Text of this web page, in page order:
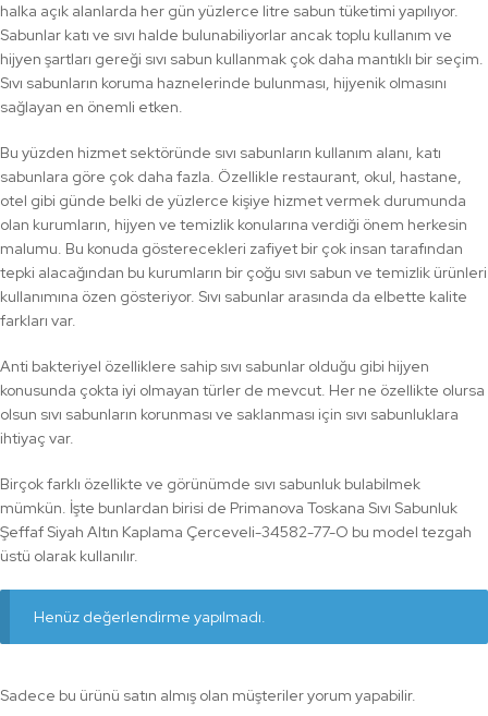
halka açık alanlarda her gün yüzlerce litre sabun tüketimi yapılıyor.
Sabunlar katı ve sıvı halde bulunabiliyorlar ancak toplu kullanım ve
hijyen şartları gereği sıvı sabun kullanmak çok daha mantıklı bir seçim.
Sıvı sabunların koruma haznelerinde bulunması, hijyenik olmasını
sağlayan en önemli etken.
Bu yüzden hizmet sektöründe sıvı sabunların kullanım alanı, katı
sabunlara göre çok daha fazla. Özellikle restaurant, okul, hastane,
otel gibi günde belki de yüzlerce kişiye hizmet vermek durumunda
olan kurumların, hijyen ve temizlik konularına verdiği önem herkesin
malumu. Bu konuda gösterecekleri zafiyet bir çok insan tarafından
tepki alacağından bu kurumların bir çoğu sıvı sabun ve temizlik ürünleri
kullanımına özen gösteriyor. Sıvı sabunlar arasında da elbette kalite
farkları var.
Anti bakteriyel özelliklere sahip sıvı sabunlar olduğu gibi hijyen
konusunda çokta iyi olmayan türler de mevcut. Her ne özellikte olursa
olsun sıvı sabunların korunması ve saklanması için sıvı sabunluklara
ihtiyaç var.
Birçok farklı özellikte ve görünümde sıvı sabunluk bulabilmek
mümkün. İşte bunlardan birisi de Primanova Toskana Sıvı Sabunluk
Şeffaf Siyah Altın Kaplama Çerceveli-34582-77-O bu model tezgah
üstü olarak kullanılır.
Henüz değerlendirme yapılmadı.
Sadece bu ürünü satın almış olan müşteriler yorum yapabilir.